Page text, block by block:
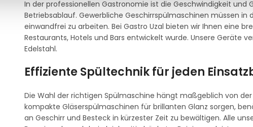
In der professionellen Gastronomie ist die Geschwindigkeit
Betriebsablauf. Gewerbliche Geschirrspülmaschinen müssen
einwandfrei zu arbeiten. Bei Gastro Uzal bieten wir Ihnen eine
Restaurants, Hotels und Bars entwickelt wurde. Unsere Geräte
Edelstahl.
Effiziente Spültechnik für jeden
Die Wahl der richtigen Spülmaschine hängt maßgeblich von
kompakte Gläserspülmaschinen für brillanten Glanz sorgen,
an Geschirr und Besteck in kürzester Zeit zu bewältigen. Alle